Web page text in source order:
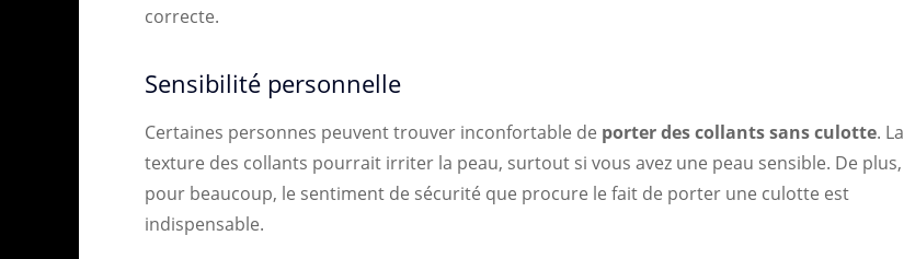
correcte.
Sensibilité personnelle
Certaines personnes peuvent trouver inconfortable de porter des collants sans culotte. La
texture des collants pourrait irriter la peau, surtout si vous avez une peau sensible. De plus,
pour beaucoup, le sentiment de sécurité que procure le fait de porter une culotte est
indispensable.